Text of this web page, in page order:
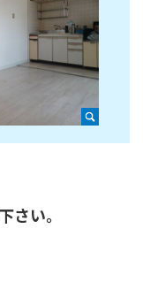
さい。